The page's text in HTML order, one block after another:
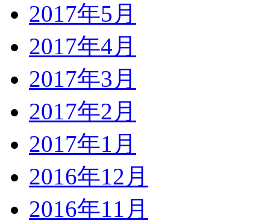
2017年5月
2017年4月
2017年3月
2017年2月
2017年1月
2016年12月
2016年11月